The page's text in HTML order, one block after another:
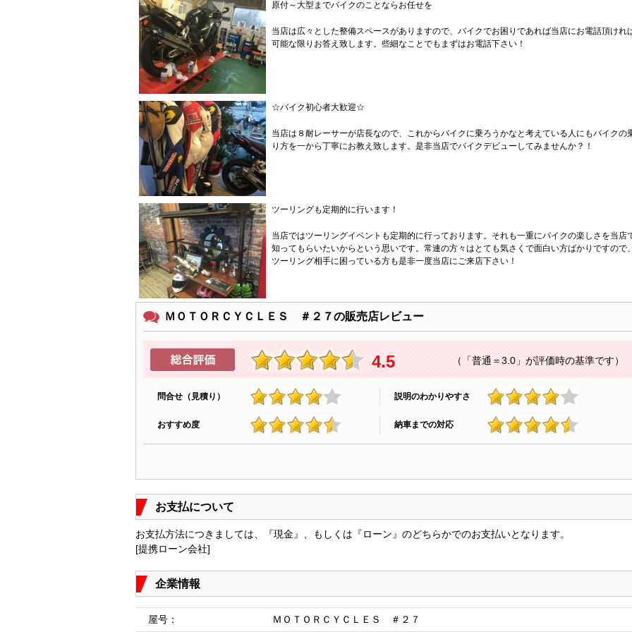
原付～大型までバイクのことならお任せを
当店は広々とした整備スペースがありますので、バイクでお困りであれば当店にお電話頂けれ
可能な限りお答え致します。些細なことでもまずはお電話下さい！
☆バイク初心者大歓迎☆
当店は８耐レーサーが店長なので、これからバイクに乗ろうかなと考えている人にもバイクの
り方を一から丁寧にお教え致します。是非当店でバイクデビューしてみませんか？！
ツーリングも定期的に行います！
当店ではツーリングイベントも定期的に行っております。それも一重にバイクの楽しさを当店
知ってもらいたいからという思いです。常連の方々はとても気さくで面白い方ばかりですので、
ツーリング相手に困っている方も是非一度当店にご来店下さい！
ＭＯＴＯＲＣＹＣＬＥＳ ＃２７の販売店レビュー
4.5 （「普通＝3.0」が評価時の基準です）
問合せ（見積り）
4.4
説明のわかりやすさ
4.4
おすすめ度
4.5
納車までの対応
4.5
お支払について
お支払方法につきましては、『現金』、もしくは『ローン』のどちらかでのお支払いとなります。
[提携ローン会社]
企業情報
屋号： ＭＯＴＯＲＣＹＣＬＥＳ ＃２７